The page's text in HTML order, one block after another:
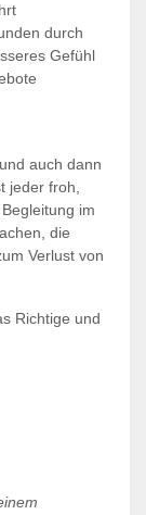
durch
Gefühl
auch dann
jeder froh,
im
die
Verlust von
Richtige und